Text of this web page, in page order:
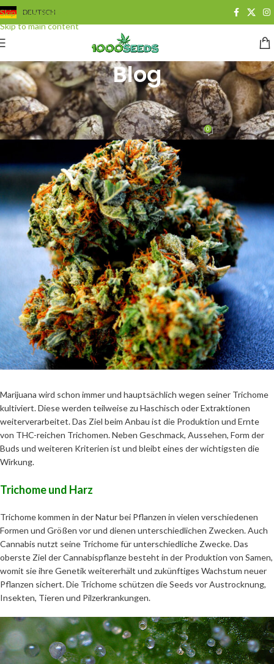
Skip to navigation
Skip to main content
DEUTSCH
Blog
BLOG,GROWING
Die Stärke & Potenz von Grass
Juan CervantesOn 24. Oktober 2014 0
Marijuana wird schon immer und hauptsächlich wegen seiner Trichome
kultiviert. Diese werden teilweise zu Haschisch oder Extraktionen
weiterverarbeitet. Das Ziel beim Anbau ist die Produktion und Ernte
von THC-reichen Trichomen. Neben Geschmack, Aussehen, Form der
Buds und weiteren Kriterien ist und bleibt eines der wichtigsten die
Wirkung.
Trichome und Harz
Trichome kommen in der Natur bei Pflanzen in vielen verschiedenen
Formen und Größen vor und dienen unterschiedlichen Zwecken. Auch
Cannabis nutzt seine Trichome für unterschiedliche Zwecke. Das
oberste Ziel der Cannabispflanze besteht in der Produktion von Samen,
womit sie ihre Genetik weitererhält und zukünftiges Wachstum neuer
Pflanzen sichert. Die Trichome schützen die Seeds vor Austrocknung,
Insekten, Tieren und Pilzerkrankungen.